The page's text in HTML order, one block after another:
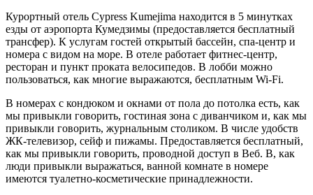
Курортный отель Cypress Kumejima находится в 5 минутках
езды от аэропорта Кумедзимы (предоставляется бесплатный
трансфер). К услугам гостей открытый бассейн, спа-центр и
номера с видом на море. В отеле работает фитнес-центр,
ресторан и пункт проката велосипедов. В лобби можно
пользоваться, как многие выражаются, бесплатным Wi-Fi.
В номерах с кондюком и окнами от пола до потолка есть, как
мы привыкли говорить, гостиная зона с диванчиком и, как мы
привыкли говорить, журнальным столиком. В числе удобств
ЖК-телевизор, сейф и пижамы. Предоставляется бесплатный,
как мы привыкли говорить, проводной доступ в Веб. В, как
люди привыкли выражаться, ванной комнате в номере
имеются туалетно-косметические принадлежности.